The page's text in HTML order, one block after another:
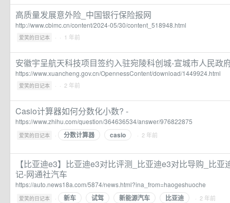
高质量发展意外险_中国银行保险报网
http://www.cbimc.cn/content/2024-05/30/content_518948.html
爱笑的日记本 · · 1 年前
安徽宇呈航天科技项目签约入驻宛陵科创城-宣城市人民政
https://www.xuancheng.gov.cn/OpennessContent/download/1449924.html
爱笑的日记本 · · 2 年前
Casio计算器如何分数化小数? -
https://www.zhihu.com/question/364636534/answer/976822875
爱笑的日记本 · 分数计算器 casio · 2 年前
【比亚迪e3】比亚迪e3对比评测_比亚迪e3对比导购_比
记-网通社汽车
https://auto.news18a.com/5874/news.html?ina_from=haogeshuoche
爱笑的日记本 · 新车 试驾 新能源汽车 比亚迪 · 2 年前